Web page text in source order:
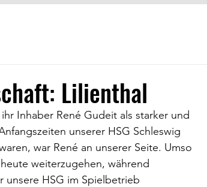
Lilienthal
Inhaber René Gudeit als starker und
unserer HSG Schleswig
war René an unserer Seite. Umso
weiterzugehen, während
unsere HSG im Spielbetrieb